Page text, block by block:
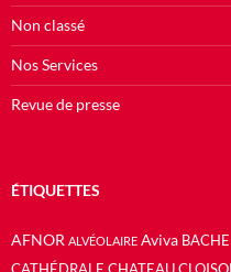
Non classé
Nos Services
Revue de presse
ÉTIQUETTES
AFNOR ALVÉOLAIRE Aviva BACHE